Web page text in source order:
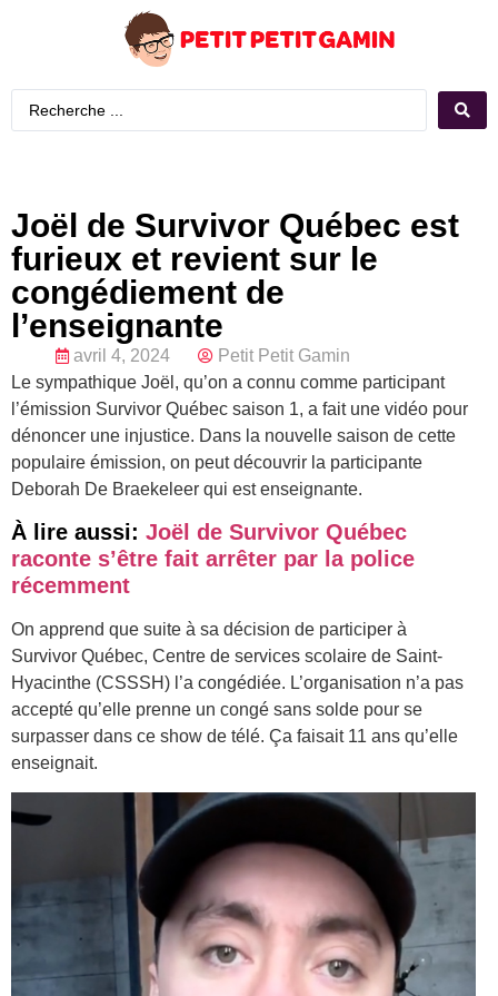
Joël de Survivor Québec est
furieux et revient sur le
congédiement de
l’enseignante
avril 4, 2024
Petit Petit Gamin
Le sympathique Joël, qu’on a connu comme participant
l’émission Survivor Québec saison 1, a fait une vidéo pour
dénoncer une injustice. Dans la nouvelle saison de cette
populaire émission, on peut découvrir la participante
Deborah De Braekeleer qui est enseignante.
À lire aussi: Joël de Survivor Québec
raconte s’être fait arrêter par la police
récemment
On apprend que suite à sa décision de participer à
Survivor Québec, Centre de services scolaire de Saint-
Hyacinthe (CSSSH) l’a congédiée. L’organisation n’a pas
accepté qu’elle prenne un congé sans solde pour se
surpasser dans ce show de télé. Ça faisait 11 ans qu’elle
enseignait.